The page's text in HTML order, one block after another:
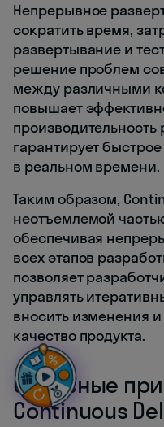
Непрерывное
сократить время,
развертывание и
решение проблем
между различными
повышает
производительность
гарантирует
в реальном времени.
Таким образом,
неотъемлемой
обеспечивая
всех этапов
позволяет
управлять
вносить изменения
качество продукта.
Основные
Continuous